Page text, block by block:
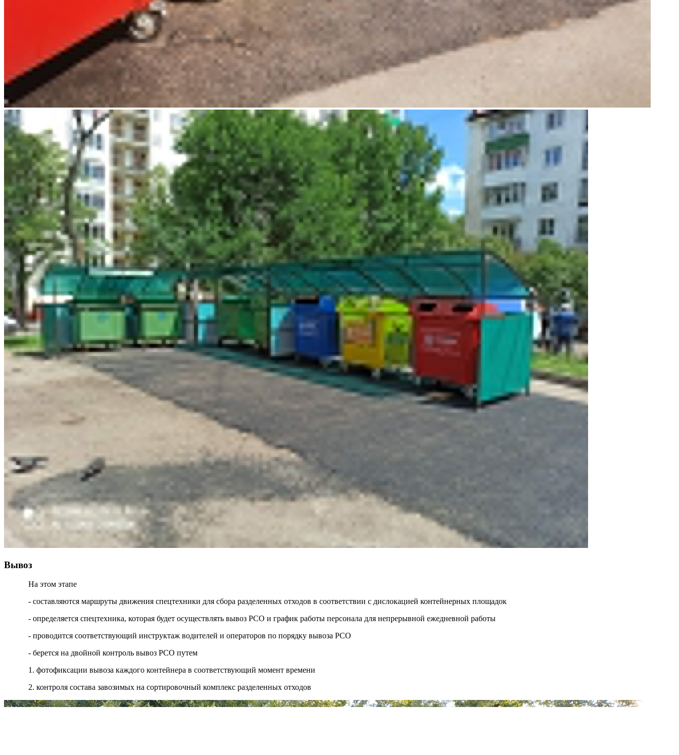
Вывоз
На этом этапе
- составляются маршруты движения спецтехники для сбора разделенных отходов в соответствии с дислокацией контейнерных площадок
- определяется спецтехника, которая будет осуществлять вывоз РСО и график работы персонала для непрерывной ежедневной работы
- проводится соответствующий инструктаж водителей и операторов по порядку вывоза РСО
- берется на двойной контроль вывоз РСО путем
1. фотофиксации вывоза каждого контейнера в соответствующий момент времени
2. контроля состава завозимых на сортировочный комплекс разделенных отходов